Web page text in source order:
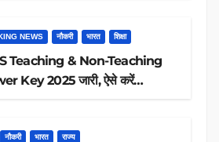
NEWS नौकरी भारत शिक्षा
Teaching & Non-Teaching
Key 2025 जारी, ऐसे करें
नौकरी भारत राज्य